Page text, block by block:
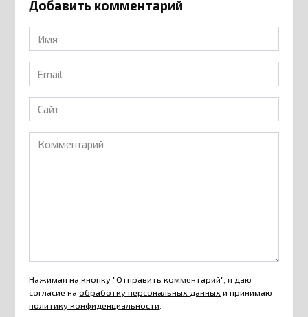
Добавить комментарий
Имя
*
Email
*
Сайт
Комментарий
Нажимая на кнопку "Отправить комментарий", я даю
согласие наобработку персональных данных и принимаю
политику конфиденциальности